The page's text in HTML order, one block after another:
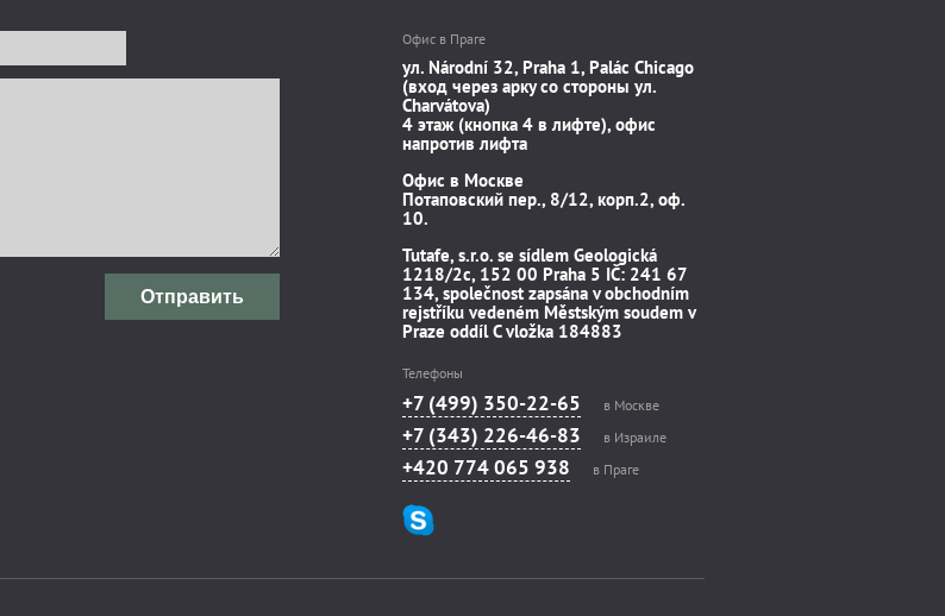
Отправить
Офис в Праге
ул. Národní 32, Praha 1, Palác Chicago
(вход через арку со стороны ул.
Charvátova)
4 этаж (кнопка 4 в лифте), офис
напротив лифта
Офис в Москве
Потаповский пер., 8/12, корп.2, оф.
10.
Tutafe, s.r.o. se sídlem Geologická
1218/2c, 152 00 Praha 5 IČ: 241 67
134, společnost zapsána v obchodním
rejstříku vedeném Městským soudem v
Praze oddíl C vložka 184883
Телефоны
+7 (499) 350-22-65 в Москве
+7 (343) 226-46-83 в Израиле
+420 774 065 938 в Праге